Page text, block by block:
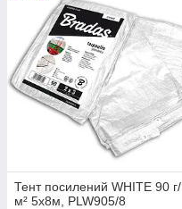
Тент посилений WHITE 90 г/
м² 5х8м, PLW905/8